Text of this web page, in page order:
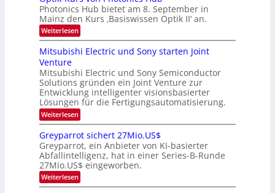
W
a
c
h
s
u
i
m
e
r
s
t
e
n
H
a
l
b
j
a
e
u
s
-
S
e
n
a
r
-
E
i
n
s
a
t
n
m
m
t
i
n
d
e
r
D
A
C
H
Photonics Hub bietet am 8. September in
Mainz den Kurs ‚Basiswissen Optik II‘ an.
Weiterlesen:
O
p
t
k
-
K
u
r
s
v
o
n
P
h
o
t
o
Mitsubishi Electric und Sony starten Joint
Venture
Mitsubishi Electric und Sony Semiconductor
Solutions gründen ein Joint Venture zur
Entwicklung intelligenter visionsbasierter
Lösungen für die Fertigungsautomatisierung.
Weiterlesen:
M
t
s
u
b
i
s
Greyparrot sichert 27Mio.US$
Greyparrot, ein Anbieter von KI-basierter
Abfallintelligenz, hat in einer Series-B-Runde
27Mio.US$ eingeworben.
Weiterlesen:
G